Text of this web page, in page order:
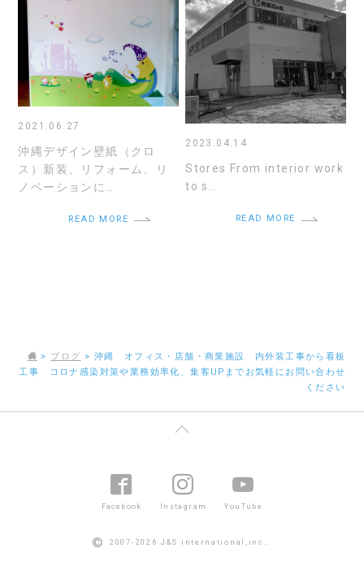
2021.06.27
沖縄デザイン壁紙（クロ
ス）新装、リフォーム、リ
ノベーションに…
READ MORE
2023.04.14
Stores From interior work
to s…
READ MORE
> ブログ > 沖縄 オフィス・店舗・商業施設 内外装工事から看板
工事 コロナ感染対策や業務効率化、集客UPまでお気軽にお問い合わせ
ください
Facebook Instagram YouTube
© 2007-2026 J&S international,inc..